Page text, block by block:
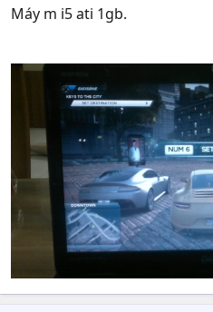
Máy m i5 ati 1gb.